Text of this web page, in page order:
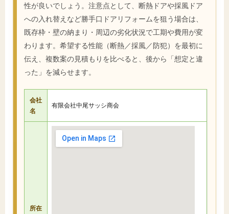
性が良いでしょう。注意点として、断熱ドアや採風ドア
への入れ替えなど勝手口ドアリフォームを狙う場合は、
既存枠・壁の納まり・周辺の劣化状況で工期や費用が変
わります。希望する性能（断熱／採風／防犯）を最初に
伝え、複数案の見積もりを比べると、後から「想定と違
った」を減らせます。
会社
名
有限会社中尾サッシ商会
所在